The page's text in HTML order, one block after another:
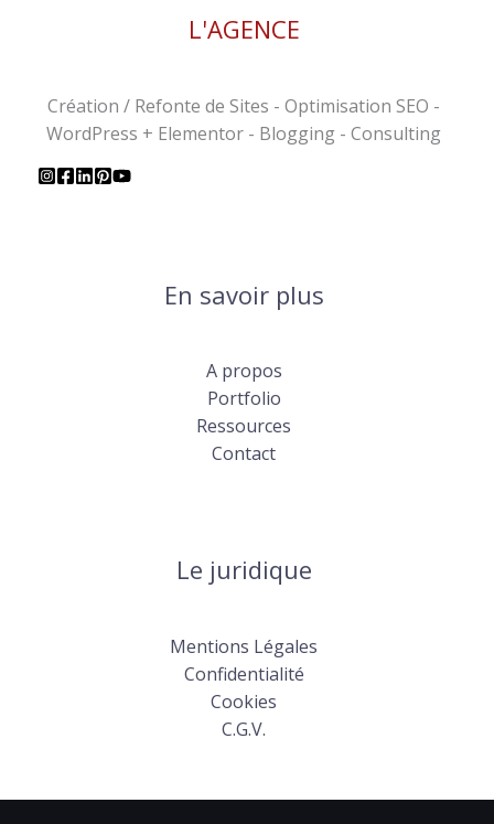
L'AGENCE
Création / Refonte de Sites - Optimisation SEO -
WordPress + Elementor - Blogging - Consulting
En savoir plus
A propos
Portfolio
Ressources
Contact
Le juridique
Mentions Légales
Confidentialité
Cookies
C.G.V.